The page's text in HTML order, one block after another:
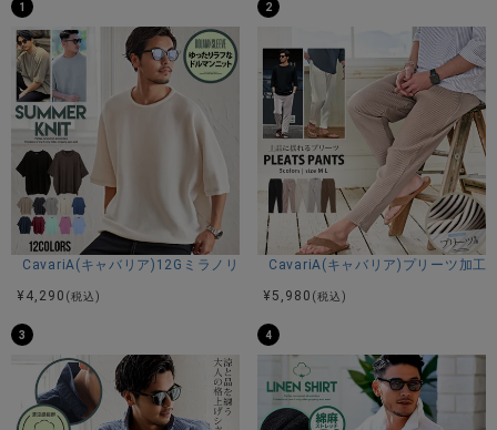
1
CavariA(キャバリア)12Gミラノリブクルーネックドルマンハーフスリー
¥ 4,290 (税込)
2
CavariA(キャバリア)プリーツ加工
¥ 5,980 (税込)
3 4